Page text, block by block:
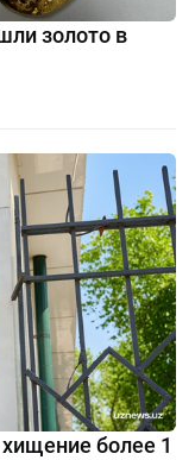
золото в
более 1